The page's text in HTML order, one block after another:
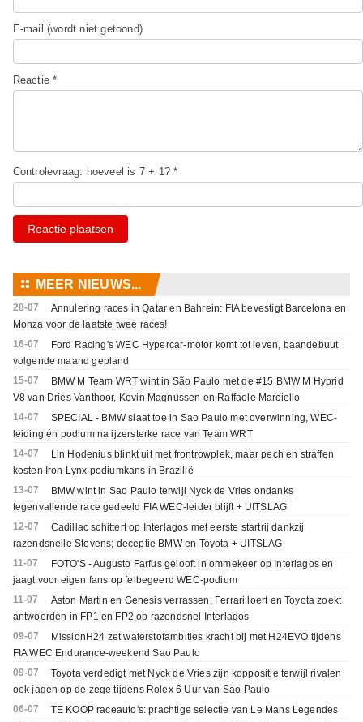
E-mail (wordt niet getoond)
Reactie *
Controlevraag: hoeveel is 7 + 1? *
Reactie plaatsen
⚏ MEER NIEUWS...
28-07
Annulering races in Qatar en Bahrein: FIA bevestigt Barcelona en
Monza voor de laatste twee races!
16-07
Ford Racing's WEC Hypercar-motor komt tot leven, baandebuut
volgende maand gepland
15-07
BMW M Team WRT wint in São Paulo met de #15 BMW M Hybrid
V8 van Dries Vanthoor, Kevin Magnussen en Raffaele Marciello
14-07
SPECIAL - BMW slaat toe in Sao Paulo met overwinning, WEC-
leiding én podium na ijzersterke race van Team WRT
14-07
Lin Hodenius blinkt uit met frontrowplek, maar pech en straffen
kosten Iron Lynx podiumkans in Brazilië
13-07
BMW wint in Sao Paulo terwijl Nyck de Vries ondanks
tegenvallende race gedeeld FIA WEC-leider blijft + UITSLAG
12-07
Cadillac schittert op Interlagos met eerste startrij dankzij
razendsnelle Stevens; deceptie BMW en Toyota + UITSLAG
11-07
FOTO'S - Augusto Farfus gelooft in ommekeer op Interlagos en
jaagt voor eigen fans op felbegeerd WEC-podium
11-07
Aston Martin en Genesis verrassen, Ferrari loert en Toyota zoekt
antwoorden in FP1 en FP2 op razendsnel Interlagos
09-07
MissionH24 zet waterstofambities kracht bij met H24EVO tijdens
FIA WEC Endurance-weekend Sao Paulo
09-07
Toyota verdedigt met Nyck de Vries zijn koppositie terwijl rivalen
ook jagen op de zege tijdens Rolex 6 Uur van Sao Paulo
06-07
TE KOOP raceauto's: prachtige selectie van Le Mans Legendes